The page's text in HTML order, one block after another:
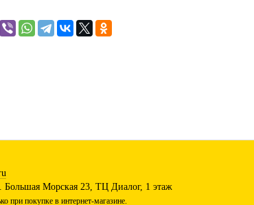
Большая Морская 23, ТЦ Диалог, 1 этаж
при покупке в интернет-магазине.